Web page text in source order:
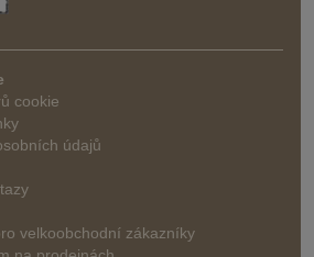
cookie
údajů
velkoobchodní zákazníky